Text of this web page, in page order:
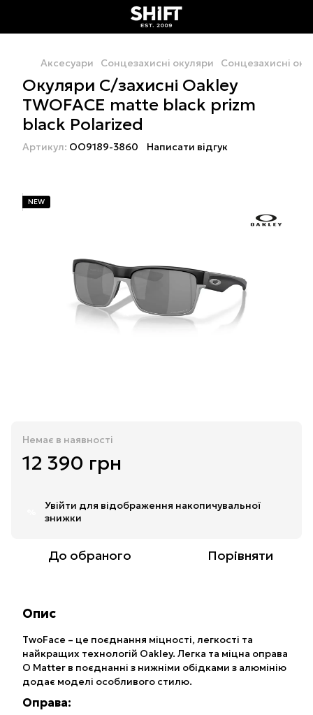
Аксесуари Сонцезахисні окуляри Сонцезахисні
Окуляри С/захисні Oakley
TWOFACE matte black prizm
black Polarized
Артикул: OO9189-3860 Написати відгук
NEW
Немає в наявності
12 390 грн
Увійти для відображення накопичувальної
знижки
До обраного Порівняти
Опис
TwoFace – це поєднання міцності, легкості та
найкращих технологій Oakley. Легка та міцна оправа
O Matter в поєднанні з нижніми обідками з алюмінію
додає моделі особливого стилю.
Оправа: